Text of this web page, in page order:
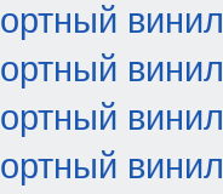
винил
винил
винил
винил